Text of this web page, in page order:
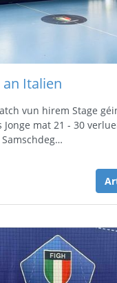
an Italien
vun hirem Stage
mat 21 - 30